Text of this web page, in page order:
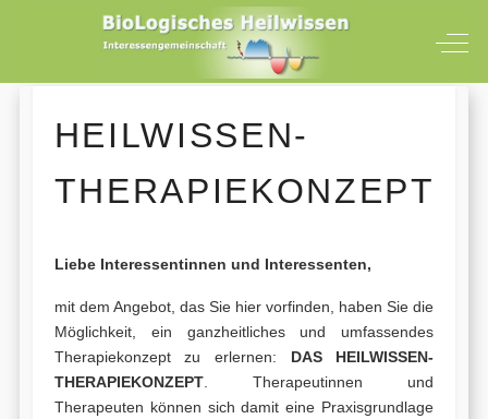
Off-
HEILWISSEN-
THERAPIEKONZEPT
Liebe Interessentinnen und Interessenten,
mit dem Angebot, das Sie hier vorfinden, haben Sie die
Möglichkeit, ein ganzheitliches und umfassendes
Therapiekonzept zu erlernen: DAS
HEILWISSEN-
THERAPIEKONZEPT. Therapeutinnen und
Therapeuten können sich damit eine Praxisgrundlage